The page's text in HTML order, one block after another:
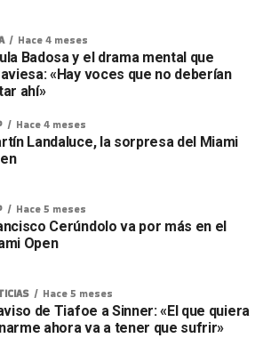
Hace 4 meses
Badosa y el drama mental que
«Hay voces que no deberían
ahí»
Hace 4 meses
Landaluce, la sorpresa del Miami
Hace 5 meses
Cerúndolo va por más en el
Open
Hace 5 meses
de Tiafoe a Sinner: «El que quiera
ahora va a tener que sufrir»